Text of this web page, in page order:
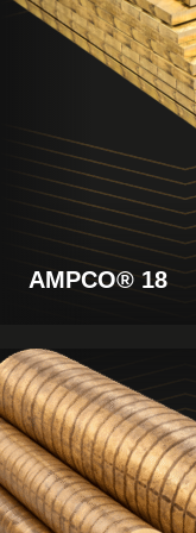
AMPCO® 18
Produkt
anzeigen